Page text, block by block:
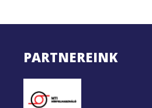
PARTNEREINK